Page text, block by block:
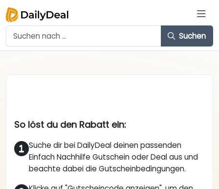
Suchen
So löst du den Rabatt ein:
Suche dir bei DailyDeal deinen passenden
Einfach Nachhilfe Gutschein oder Deal aus und
beachte dabei die Gutscheinbedingungen.